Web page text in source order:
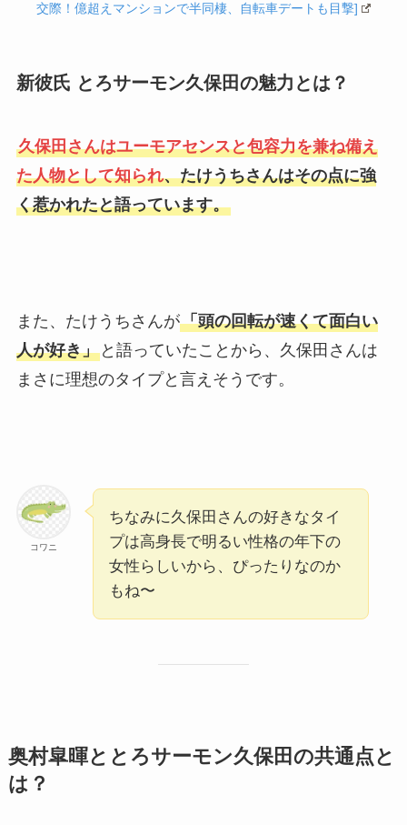
交際！億超えマンションで半同棲、自転車デートも目撃]
新彼氏 とろサーモン久保田の魅力とは？
久保田さんはユーモアセンスと包容力を兼ね備え
た人物として知られ、たけうちさんはその点に強
く惹かれたと語っています。
また、たけうちさんが「頭の回転が速くて面白い
人が好き」と語っていたことから、久保田さんは
まさに理想のタイプと言えそうです。
コワニ
ちなみに久保田さんの好きなタイ
プは高身長で明るい性格の年下の
女性らしいから、ぴったりなのか
もね〜
奥村皐暉ととろサーモン久保田の共通点と
は？